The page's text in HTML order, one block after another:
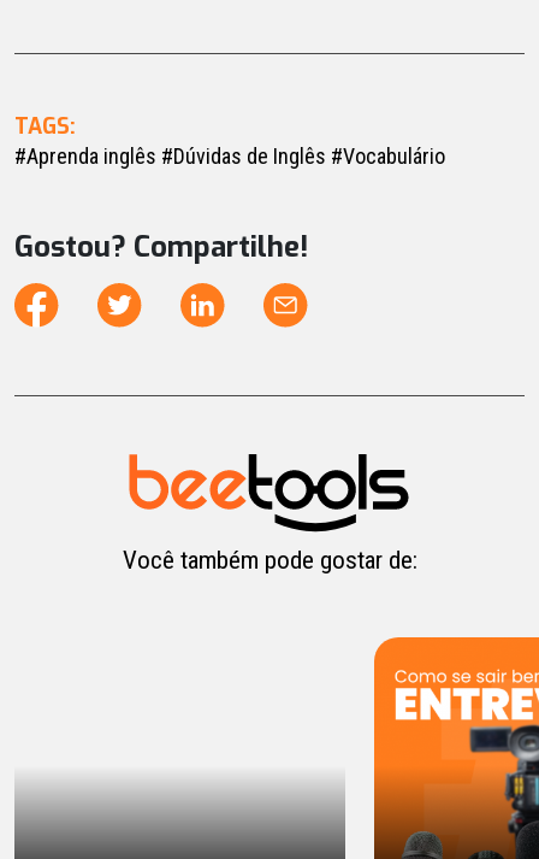
TAGS:
#Aprenda inglês #Dúvidas de Inglês #Vocabulário
Gostou? Compartilhe!
Você também pode gostar de: